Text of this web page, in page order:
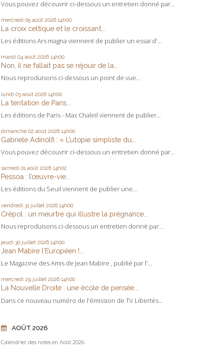
Vous pouvez découvrir ci-dessous un entretien donné par...
mercredi 05 août 2026 14h00
La croix celtique et le croissant...
Les éditions Ars magna viennent de publier un essai d'...
mardi 04 août 2026 14h00
Non, il ne fallait pas se réjouir de la...
Nous reproduisons ci-dessous un point de vue...
lundi 03 août 2026 14h00
La tentation de Paris...
Les éditions de Paris - Max Chaleil viennent de publier...
dimanche 02 août 2026 14h00
Gabriele Adinolfi : « L’utopie simpliste du...
Vous pouvez découvrir ci-dessous un entretien donné par...
samedi 01 août 2026 14h02
Pessoa : l’œuvre-vie...
Les éditions du Seuil viennent de publier une...
vendredi 31 juillet 2026 14h00
Crépol : un meurtre qui illustre la prégnance...
Nous reproduisons ci-dessous un entretien donné par...
jeudi 30 juillet 2026 14h00
Jean Mabire l'Européen !...
Le Magazine des Amis de Jean Mabire , publié par l'...
mercredi 29 juillet 2026 14h00
La Nouvelle Droite : une école de pensée...
Dans ce nouveau numéro de l'émission de TV Libertés...
AOÛT 2026
Calendrier des notes en Août 2026